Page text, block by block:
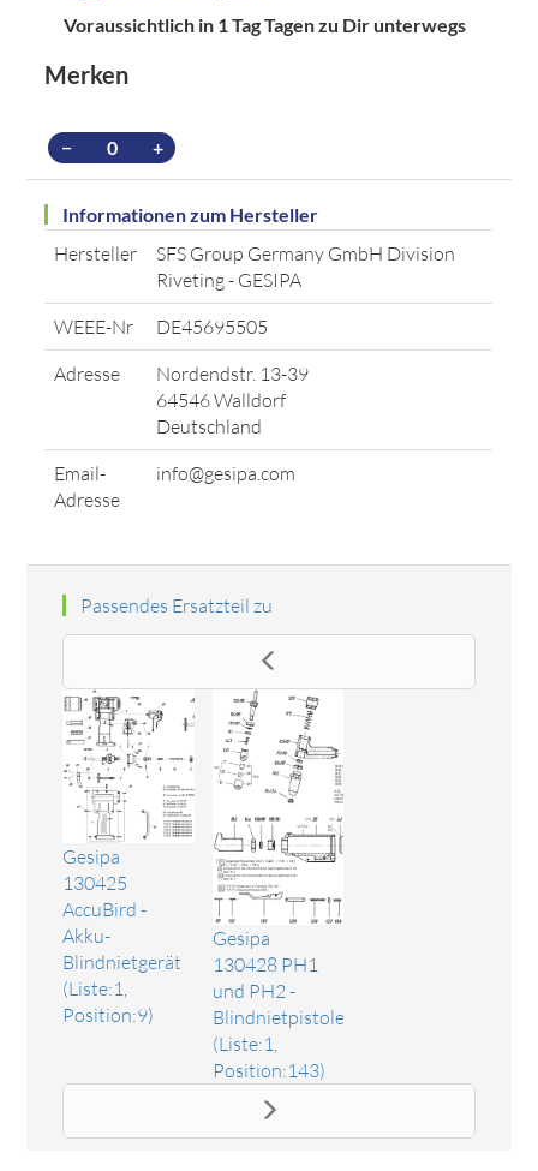
Voraussichtlich in 1 Tag Tagen zu Dir unterwegs
Merken
− +
Informationen zum Hersteller
Hersteller
SFS Group Germany GmbH Division
Riveting - GESIPA
WEEE-Nr
DE45695505
Adresse
Nordendstr. 13-39
64546 Walldorf
Deutschland
Email-
Adresse
info@gesipa.com
Passendes Ersatzteil zu
Gesipa
130425
AccuBird -
Akku-
Blindnietgerät
(Liste:1,
Position:9)
Gesipa
130428 PH1
und PH2 -
Blindnietpistolen
(Liste:1,
Position:143)
Das Ersatzteil "Druckfeder" online bestellen. Es passt unter